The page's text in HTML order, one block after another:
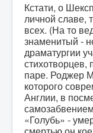
Кстати, о
личной славе,
всех. (На то
знаменитый -
драматургии
паре. Роджер
которого
Англии, в
«Голубь» -